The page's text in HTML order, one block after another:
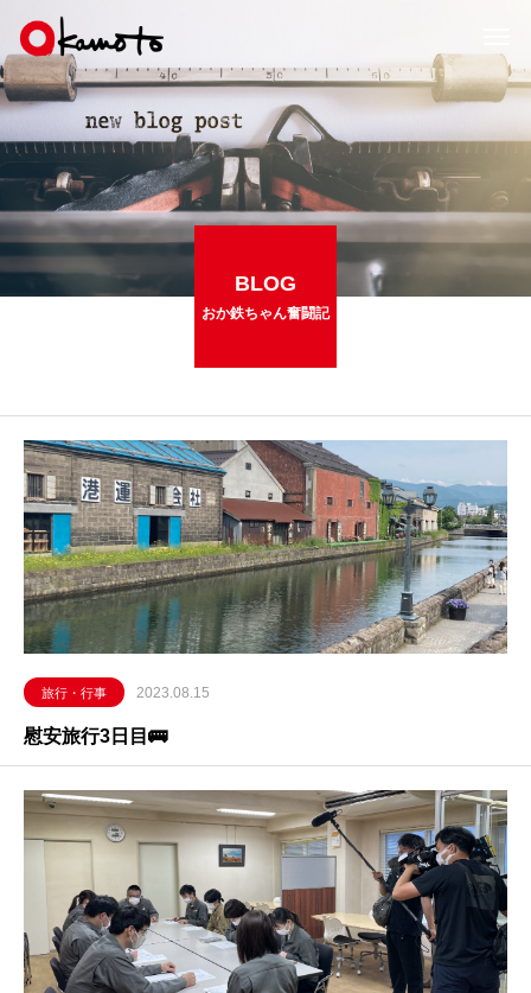
BLOG
おか鉄ちゃん奮闘記
旅行・行事 2023.08.15
慰安旅行3日目🚌